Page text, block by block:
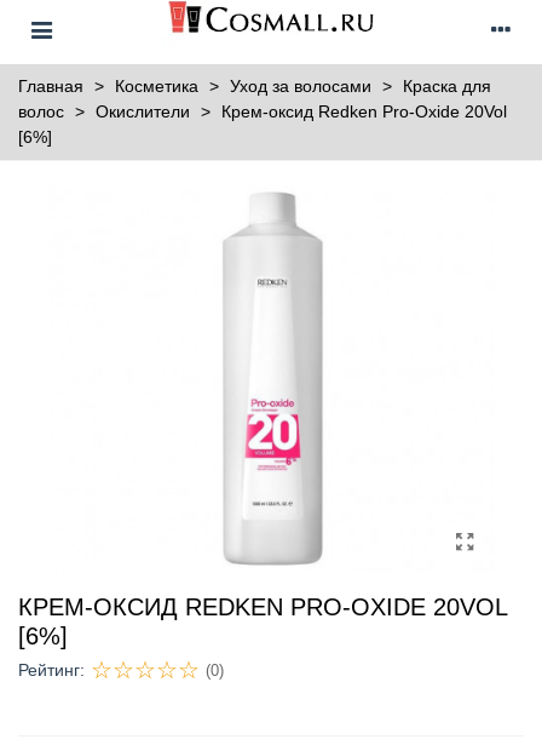
Главная > Косметика > Уход за волосами >
Краска для
волос > Окислители >
Крем-оксид Redken Pro-Oxide 20Vol
[6%]
КРЕМ-ОКСИД REDKEN PRO-OXIDE 20VOL
[6%]
Рейтинг: (0)